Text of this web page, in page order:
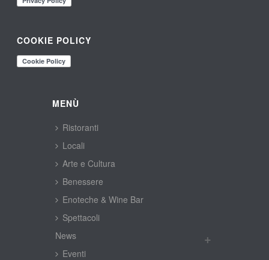
COOKIE POLICY
MENÙ
Ristoranti
Locali
Arte e Cultura
Benessere
Enoteche & Wine Bar
Spettacoli
New
Eventi